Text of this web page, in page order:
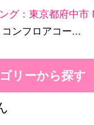
グ：東京都府中市
ンフロアコー...
リーから探す